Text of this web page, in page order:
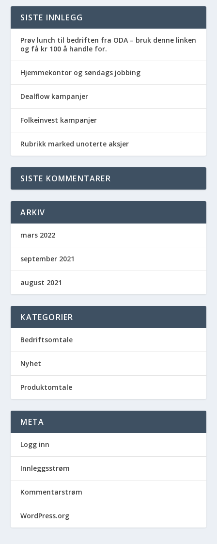
SISTE INNLEGG
Prøv lunch til bedriften fra ODA – bruk denne linken
og få kr 100 å handle for.
Hjemmekontor og søndags jobbing
Dealflow kampanjer
Folkeinvest kampanjer
Rubrikk marked unoterte aksjer
SISTE KOMMENTARER
ARKIV
mars 2022
september 2021
august 2021
KATEGORIER
Bedriftsomtale
Nyhet
Produktomtale
META
Logg inn
Innleggsstrøm
Kommentarstrøm
WordPress.org